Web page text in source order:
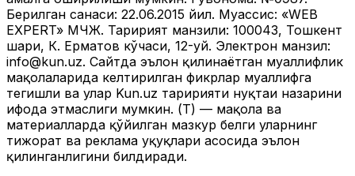
Берилган санаси: 22.06.2015 йил. Муассис: «WEB
EXPERT» МЧЖ. Таҳририят манзили: 100043, Тошкент
шаҳри, К. Ерматов кўчаси, 12-уй. Электрон манзил:
info@kun.uz. Сайтда эълон қилинаётган муаллифлик
мақолаларида келтирилган фикрлар муаллифга
тегишли ва улар Kun.uz таҳририяти нуқтаи назарини
ифода этмаслиги мумкин. (Т) — мақола ва
материалларда қўйилган мазкур белги уларнинг
тижорат ва реклама ҳуқуқлари асосида эълон
қилинганлигини билдиради.